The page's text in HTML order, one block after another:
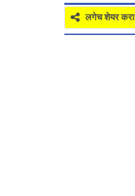
लगेच शेयर करा